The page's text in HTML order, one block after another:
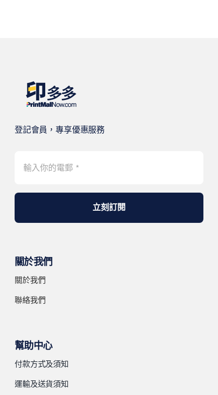
登記會員，專享優惠服務
立刻訂閱
關於我們
關於我們
聯絡我們
幫助中心
付款方式及須知
運輸及送貨須知